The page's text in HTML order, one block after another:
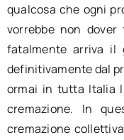
qualcosa che ogni
vorrebbe non
fatalmente arriva il
definitivamente dal
ormai in tutta Italia
cremazione. In
cremazione